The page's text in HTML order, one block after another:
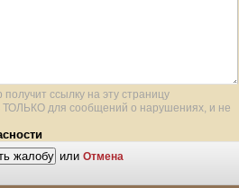
ссылку на эту страницу
ТОЛЬКО для сообщений о нарушениях, и не
или Отмена